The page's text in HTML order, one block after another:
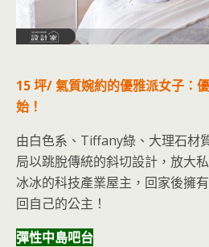
15 坪/ 氣質婉約的優雅派女子：
始！
由白色系、Tiffany綠、大理石材
局以跳脫傳統的斜切設計，放大
冰冰的科技產業屋主，回家後擁
回自己的公主！
彈性中島吧台